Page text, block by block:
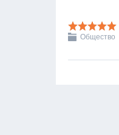
Общество